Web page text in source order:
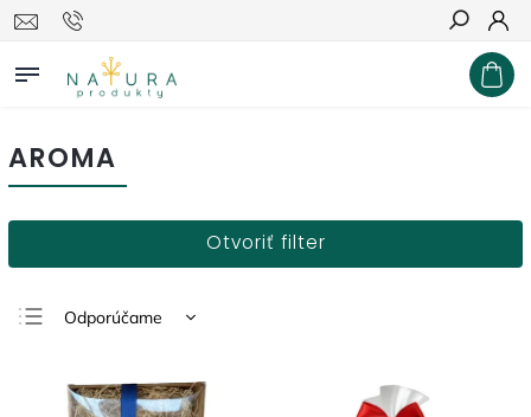
Hľadať
AROMA
Otvoriť filter
Odporúčame
Najdrahšie